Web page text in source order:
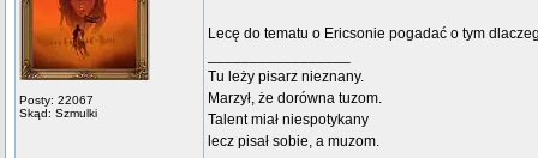
Posty: 22067
Skąd: Szmulki
Lecę do tematu o Ericsonie pogadać o tym
Tu leży pisarz nieznany.
Marzył, że dorówna tuzom.
Talent miał niespotykany
lecz pisał sobie, a muzom.